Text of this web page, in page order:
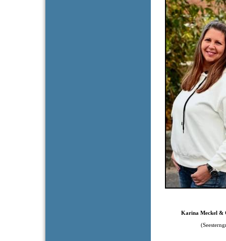
Karina Meckel &